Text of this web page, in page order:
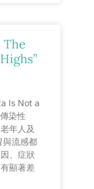
The
Is Not a
染性
年人及
與流感都
、症狀
顯著差